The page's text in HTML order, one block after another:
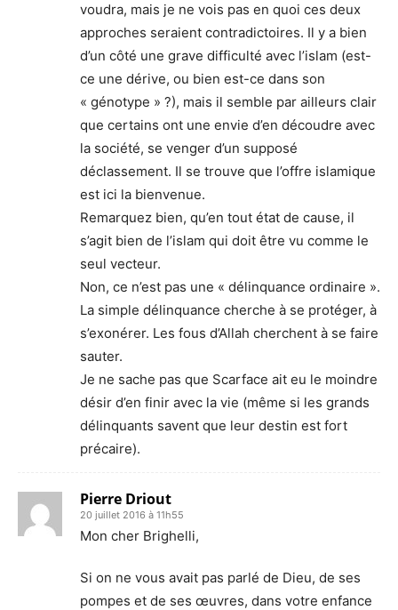
voudra, mais je ne vois pas en quoi ces deux
approches seraient contradictoires. Il y a bien
d’un côté une grave difficulté avec l’islam (est-
ce une dérive, ou bien est-ce dans son
« génotype » ?), mais il semble par ailleurs clair
que certains ont une envie d’en découdre avec
la société, se venger d’un supposé
déclassement. Il se trouve que l’offre islamique
est ici la bienvenue.
Remarquez bien, qu’en tout état de cause, il
s’agit bien de l’islam qui doit être vu comme le
seul vecteur.
Non, ce n’est pas une « délinquance ordinaire ».
La simple délinquance cherche à se protéger, à
s’exonérer. Les fous d’Allah cherchent à se faire
sauter.
Je ne sache pas que Scarface ait eu le moindre
désir d’en finir avec la vie (même si les grands
délinquants savent que leur destin est fort
précaire).
Pierre Driout
20 juillet 2016 à 11h55
Mon cher Brighelli,
Si on ne vous avait pas parlé de Dieu, de ses
pompes et de ses œuvres, dans votre enfance